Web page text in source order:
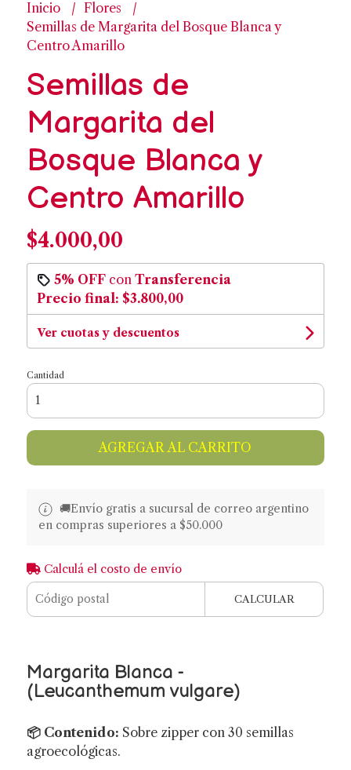
Inicio
Flores
Semillas de Margarita del Bosque Blanca y
Centro Amarillo
Semillas de
Margarita del
Bosque Blanca y
Centro Amarillo
$4.000,00
5% OFFcon Transferencia
Precio final: $3.800,00
Ver cuotas y descuentos
Cantidad
AGREGAR AL CARRITO
🚚​​Envío gratis a sucursal de correo argentino
en compras superiores a $50.000
Calculá el costo de envío
CALCULAR
Margarita Blanca -
(Leucanthemum vulgare)
📦 Contenido: Sobre zipper con 30 semillas
agroecológicas.